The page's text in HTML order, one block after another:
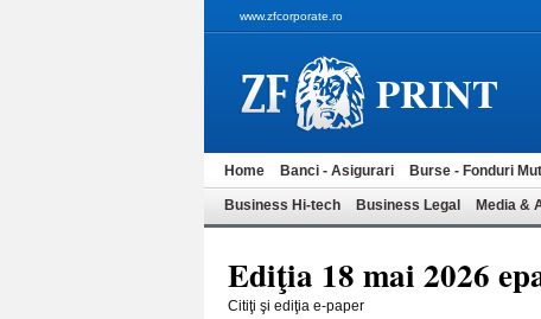
www.zfcorporate.ro
PRINT
Home Banci - Asigurari Burse - Fonduri
Business Hi-tech Business Legal Media &
Ediţia 18 mai 2026
Citiţi şi ediţia e-paper